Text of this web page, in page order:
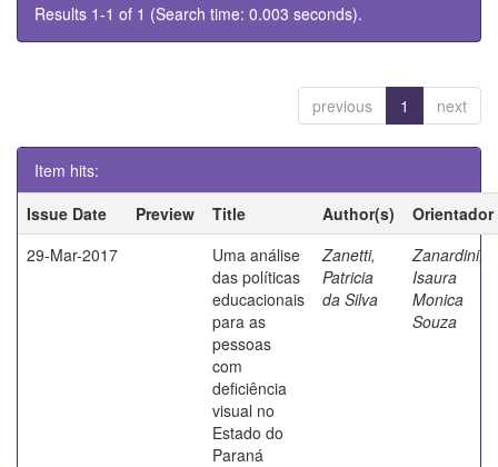
Results 1-1 of 1 (Search time: 0.003 seconds).
previous 1 next
Item hits:
Issue Date
Preview Title Author(s)
Orientador
29-Mar-2017
Uma análise
das políticas
educacionais
para as
pessoas
com
deficiência
visual no
Estado do
Paraná
Zanetti,
Patricia
da Silva
Zanardini,
Isaura
Monica
Souza